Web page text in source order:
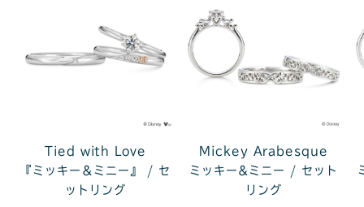
Tied with Love
『ミッキー＆ミニー』 / セ
ットリング
Mickey Arabesque
ミッキー&ミニー / セット
リング